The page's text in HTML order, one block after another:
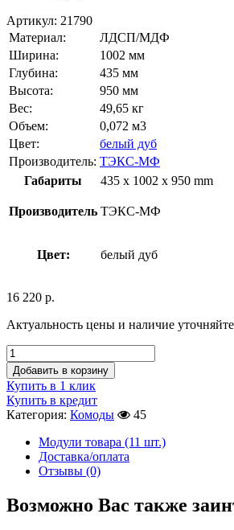
Артикул: 21790
Материал:
ЛДСП/МДФ
Ширина:
1002 мм
Глубина:
435 мм
Высота:
950 мм
Вес:
49,65 кг
Объем:
0,072 м3
Цвет:
белый дуб
Производитель: ТЭКС-МФ
Габариты
435 x 1002 x 950 mm
Производитель ТЭКС-МФ
Цвет: белый дуб
16 220 р.
Актуальность цены и наличие
Добавить в корзину
Купить в 1 клик
Купить в кредит
Категория: Комоды
45
Модули товара (11 шт.)
Доставка/оплата
Отзывы (0)
Возможно Вас также